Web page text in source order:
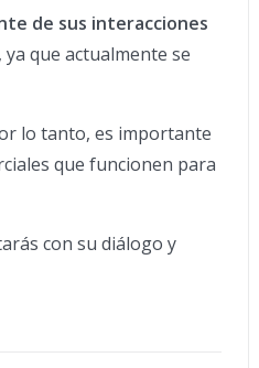
de sus interacciones
que actualmente se
lo tanto, es importante
que funcionen para
con su diálogo y